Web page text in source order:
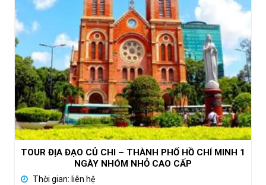
TOUR ĐỊA ĐẠO CỦ CHI – THÀNH PHỐ HỒ CHÍ MINH 1
NGÀY NHÓM NHỎ CAO CẤP
Thời gian: liên hệ